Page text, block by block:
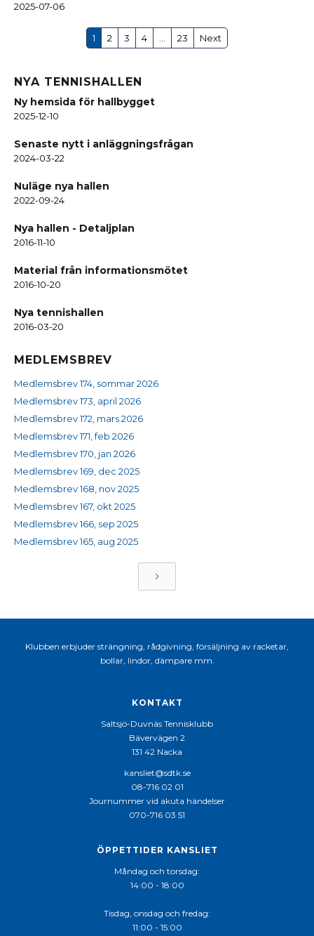
2025-07-06
1 2 3 4 23 Next
NYA TENNISHALLEN
Ny hemsida för hallbygget
2025-12-10
Senaste nytt i anläggningsfrågan
2024-03-22
Nuläge nya hallen
2022-09-24
Nya hallen - Detaljplan
2016-11-10
Material från informationsmötet
2016-10-20
Nya tennishallen
2016-03-20
MEDLEMSBREV
Medlemsbrev 174, sommar 2026
Medlemsbrev 173, april 2026
Medlemsbrev 172, mars 2026
Medlemsbrev 171, feb 2026
Medlemsbrev 170, jan 2026
Medlemsbrev 169, dec 2025
Medlemsbrev 168, nov 2025
Medlemsbrev 167, okt 2025
Medlemsbrev 166, sep 2025
Medlemsbrev 165, aug 2025
Klubben erbjuder strängning, rådgivning, försäljning av racketar,
bollar, lindor, dämpare mm.
KONTAKT
Saltsjö-Duvnäs Tennisklubb
Bävervägen 2
131 42 Nacka
kansliet@sdtk.se
08-716 02 01
Journummer vid akuta händelser
070-716 03 51
ÖPPETTIDER KANSLIET
Måndag och torsdag:
14:00 - 18:00
Tisdag, onsdag och fredag:
11:00 - 15:00